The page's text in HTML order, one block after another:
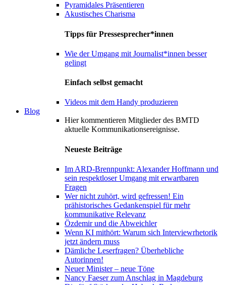
Pyramidales Präsentieren
Akustisches Charisma
Tipps für Pressesprecher*innen
Wie der Umgang mit Journalist*innen besser
gelingt
Einfach selbst gemacht
Videos mit dem Handy produzieren
Blog
Hier kommentieren Mitglieder des BMTD
aktuelle Kommunikationsereignisse.
Neueste Beiträge
Im ARD-Brennpunkt: Alexander Hoffmann und
sein respektloser Umgang mit erwartbaren
Fragen
Wer nicht zuhört, wird gefressen! Ein
prähistorisches Gedankenspiel für mehr
kommunikative Relevanz
Özdemir und die Abweichler
Wenn KI mithört: Warum sich Interviewrhetorik
jetzt ändern muss
Dämliche Leserfragen? Überhebliche
Autorinnen!
Neuer Minister – neue Töne
Nancy Faeser zum Anschlag in Magdeburg